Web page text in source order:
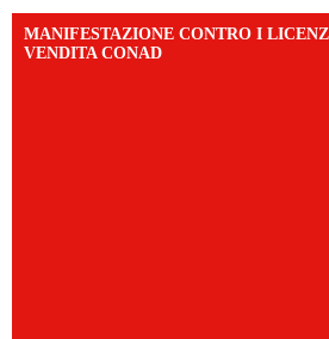
MANIFESTAZIONE CONTRO I
VENDITA CONAD